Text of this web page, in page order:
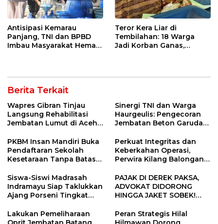
Antisipasi Kemarau
Panjang, TNI dan BPBD
Imbau Masyarakat Hemat
Teror Kera Liar di
Tembilahan: 18 Warga
Jadi Korban Ganas,
Berita Terkait
Wapres Gibran Tinjau
Langsung Rehabilitasi
Jembatan Lumut di Aceh
Konektivitas Pulih Cepat
Sinergi TNI dan Warga
Haurgeulis: Pengecoran
Jembatan Beton Garuda
PKBM Insan Mandiri Buka
Pendaftaran Sekolah
Kesetaraan Tanpa Batas
Perkuat Integritas dan
Keberkahan Operasi,
Perwira Kilang Balongan
Siswa-Siswi Madrasah
Indramayu Siap Taklukkan
Ajang Porseni Tingkat
PAJAK DI DEREK PAKSA,
ADVOKAT DIDORONG
HINGGA JAKET SOBEK!
Ngamuk Kepung Polresta
Pekanbaru!
Lakukan Pemeliharaan
Peran Strategis Hilal